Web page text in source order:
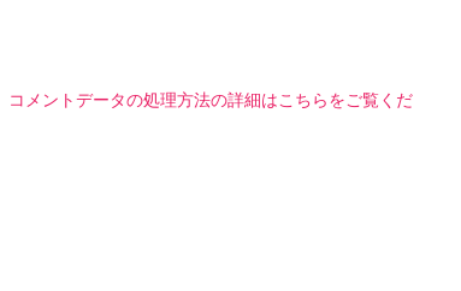
コメントデータの処理方法の詳細はこちらをご覧くだ